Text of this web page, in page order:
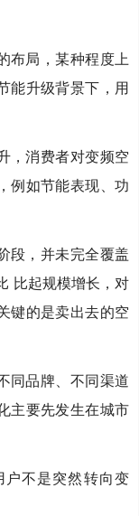
布局，某种程度上
能升级背景下，用
，消费者对变频空
例如节能表现、功
段，并未完全覆盖
比起规模增长，对
键的是卖出去的空
同品牌、不同渠道
主要先发生在城市
不是突然转向变